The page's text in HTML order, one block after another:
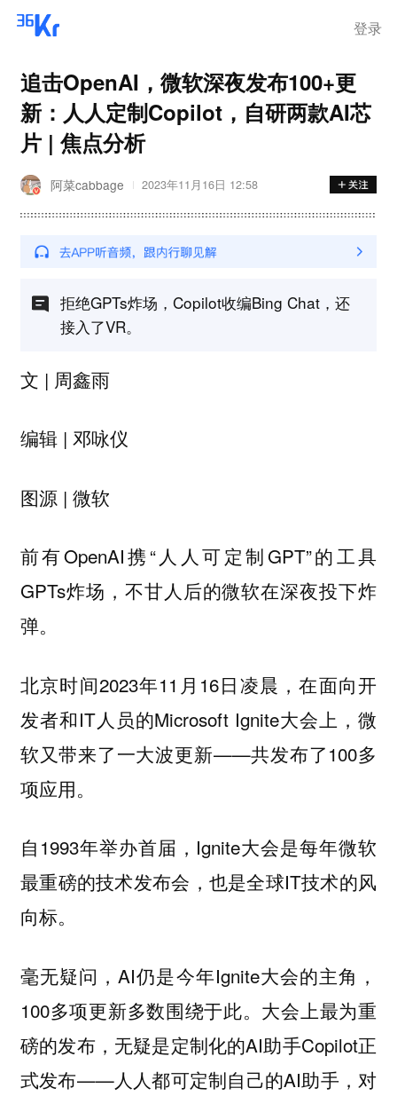
登录
追击OpenAI，微软深夜发布100+更
新：人人定制Copilot，自研两款AI芯
片 | 焦点分析
阿菜cabbage 2023年11月16日 12:58
拒绝GPTs炸场，Copilot收编Bing Chat，还
接入了VR。
文 | 周鑫雨
编辑 | 邓咏仪
图源 | 微软
前有OpenAI携“人人可定制GPT”的工具
GPTs炸场，不甘人后的微软在深夜投下炸
弹。
北京时间2023年11月16日凌晨，在面向开
发者和IT人员的Microsoft Ignite大会上，微
软又带来了一大波更新——共发布了100多
项应用。
自1993年举办首届，Ignite大会是每年微软
最重磅的技术发布会，也是全球IT技术的风
向标。
毫无疑问，AI仍是今年Ignite大会的主角，
100多项更新多数围绕于此。大会上最为重
磅的发布，无疑是定制化的AI助手Copilot正
式发布——人人都可定制自己的AI助手，对